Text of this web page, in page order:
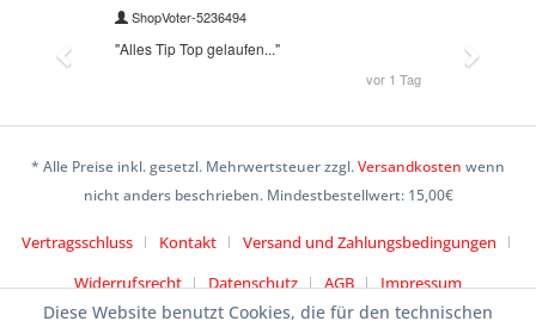
* Alle Preise inkl. gesetzl. Mehrwertsteuer zzgl.Versandkosten wenn
nicht anders beschrieben. Mindestbestellwert: 15,00€
Vertragsschluss Kontakt
Versand und Zahlungsbedingungen
Widerrufsrecht
Datenschutz AGB Impressum
Diese Website benutzt Cookies, die für den technischen